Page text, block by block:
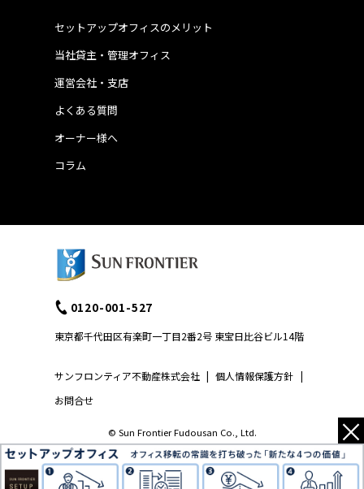
運営会社・支店
よくある質問
当社貸主・管理オフィス
オーナー様へ
コラム
セットアップオフィスのメリット
サンフロンティア不動産株式会社 | 個人情報保護方針 |
お問合せ
0120-001-527
東京都千代田区有楽町一丁目2番2号 東宝日比谷ビル14階
© Sun Frontier Fudousan Co., Ltd. ×